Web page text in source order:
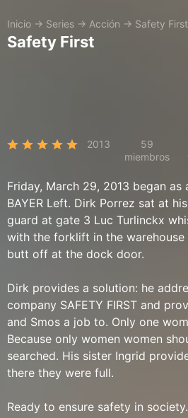
Inicio → Series → Acción → Safety First
Safety First
2013
59
miembros
Friday, March 29, 2013 began
BAYER Left. Dirk Porrez sat at
guard at gate 3 Luc Turlinckx
with the forklift in the warehouse
butt off at the dock door.
Dirk provides a solution: he
company SAFETY FIRST and
and Smos a job to. Only one
Because only women women
searched. His sister Ingrid
there they were full.
Ready to ensure safety in society.